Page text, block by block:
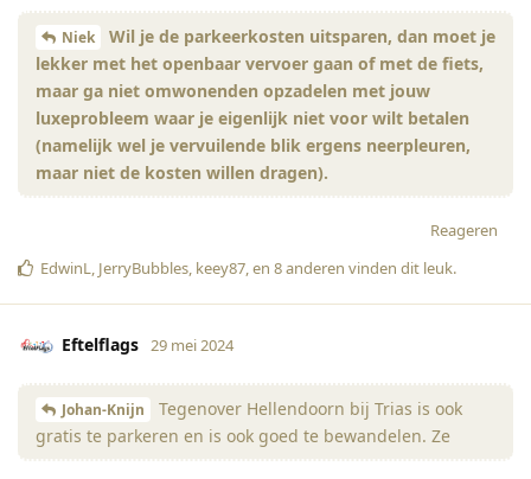
Niek
Wil je de parkeerkosten uitsparen, dan moet je
lekker met het openbaar vervoer gaan of met de fiets,
maar ga niet omwonenden opzadelen met jouw
luxeprobleem waar je eigenlijk niet voor wilt betalen
(namelijk wel je vervuilende blik ergens neerpleuren,
maar niet de kosten willen dragen).
Reageren
EdwinL, JerryBubbles, keey87, en 8anderen vinden dit leuk.
Eftelflags 29 mei 2024
Johan-Knijn
Tegenover Hellendoorn bij Trias is ook
gratis te parkeren en is ook goed te bewandelen. Ze